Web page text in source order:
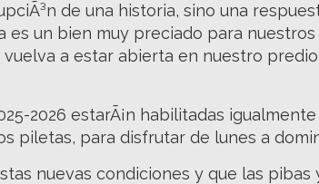
de una historia, sino una
es un bien muy preciado para
vuelva a estar abierta en nuestro
2026 estarÃ¡n habilitadas
piletas, para disfrutar de lunes a
nuevas condiciones y que las